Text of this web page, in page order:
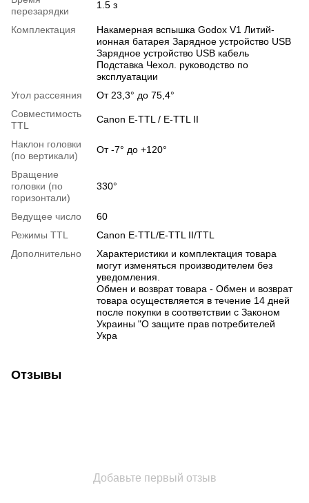
перезарядки
1.5 з
Комплектация
Накамерная вспышка Godox V1 Литий-
ионная батарея Зарядное устройство USB
Зарядное устройство USB кабель
Подставка Чехол. руководство по
эксплуатации
Угол рассеяния
От 23,3° до 75,4°
Совместимость
TTL
Canon E-TTL / E-TTL II
Наклон головки
(по вертикали)
От -7° до +120°
Вращение
головки (по
горизонтали)
330°
Ведущее число
60
Режимы TTL
Canon E-TTL/E-TTL II/TTL
Дополнительно
Характеристики и комплектация товара
могут изменяться производителем без
уведомления.
Обмен и возврат товара - Обмен и возврат
товара осуществляется в течение 14 дней
после покупки в соответствии с Законом
Украины "О защите прав потребителей
Укра
Отзывы
Добавьте первый отзыв